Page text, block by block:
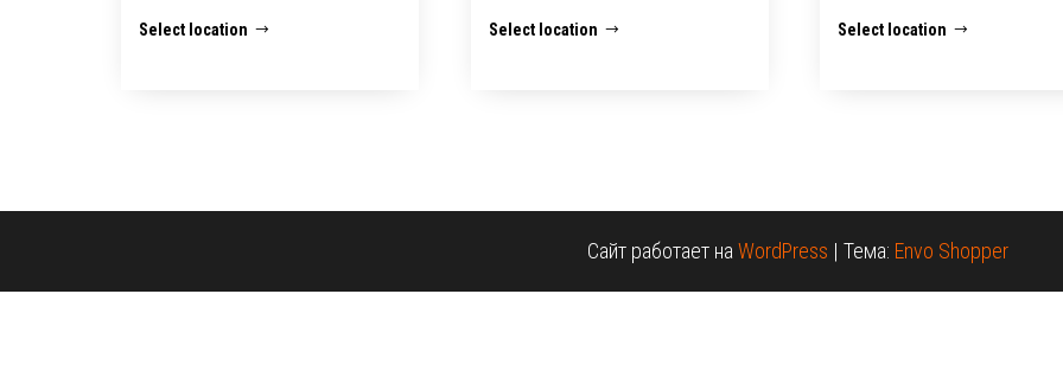
Select location Select location Select location
Сайт работает на WordPress | Тема: Envo Shopper